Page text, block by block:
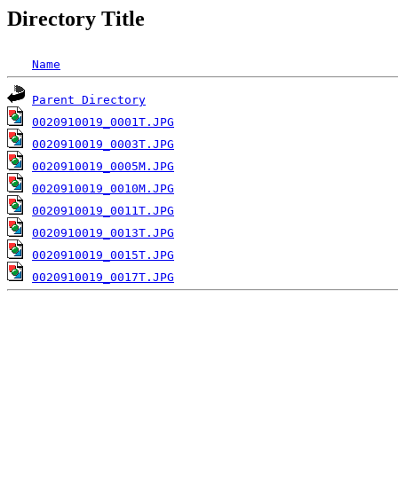
Directory Title
Name
Parent Directory
0020910019_0001T.JPG
0020910019_0003T.JPG
0020910019_0005M.JPG
0020910019_0010M.JPG
0020910019_0011T.JPG
0020910019_0013T.JPG
0020910019_0015T.JPG
0020910019_0017T.JPG